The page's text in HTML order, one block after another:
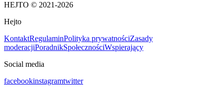
HEJTO © 2021-2026
Hejto
KontaktRegulaminPolityka prywatnościZasady
moderacjiPoradnikSpołecznościWspierający
Social media
facebookinstagramtwitter